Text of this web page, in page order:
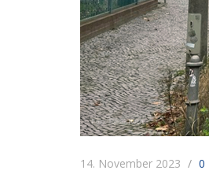
14. November 2023 0